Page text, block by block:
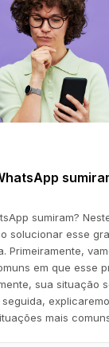
sumiram?
solucionar esse
Primeiramente,
em que esse
sua situação
seguida,
mais